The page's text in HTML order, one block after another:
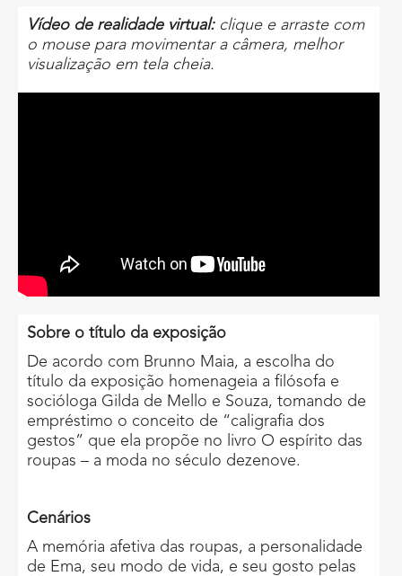
Vídeo de realidade virtual:clique e arraste com
o mouse para movimentar a câmera, melhor
visualização em tela cheia.
Sobre o título da exposição
De acordo com Brunno Maia, a escolha do
título da exposição homenageia a filósofa e
socióloga Gilda de Mello e Souza, tomando de
empréstimo o conceito de “caligrafia dos
gestos” que ela propõe no livro O espírito das
roupas – a moda no século dezenove.
Cenários
A memória afetiva das roupas, a personalidade
de Ema, seu modo de vida, e seu gosto pelas